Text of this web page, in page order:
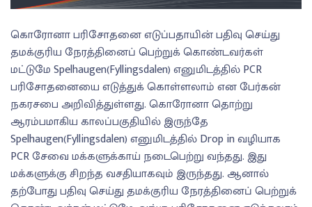
கொரோனா பரிசோதனை எடுப்பதாயின் பதிவு செய்து
தமக்குரிய நேரத்தினைப் பெற்றுக் கொண்டவர்கள்
மட்டுமே Spelhaugen(Fyllingsdalen) எனுமிடத்தில் PCR
பரிசோதனையை எடுத்துக் கொள்ளலாம் என பேர்கன்
நகரசபை அறிவித்துள்ளது. கொரோனா தொற்று
ஆரம்பமாகிய காலப்பகுதியில் இருந்தே
Spelhaugen(Fyllingsdalen) எனுமிடத்தில் Drop in வழியாக
PCR சேவை மக்களுக்காய் நடைபெற்று வந்தது. இது
மக்களுக்கு சிறந்த வசதியாகவும் இருந்தது. ஆனால்
தற்போது பதிவு செய்து தமக்குரிய நேரத்தினைப் பெற்றுக்